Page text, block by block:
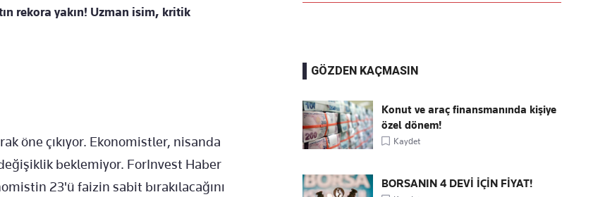
rekora yakın! Uzman isim, kritik
öne çıkıyor. Ekonomistler, nisanda
beklemiyor. ForInvest Haber
23'ü faizin sabit bırakılacağını
GÖZDEN KAÇMASIN
Konut ve araç finansmanında kişiye
özel dönem!
Kaydet
BORSANIN 4 DEVİ İÇİN FİYAT!